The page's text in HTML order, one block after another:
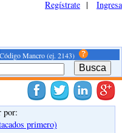
Regístrate | Ingresa
Código Mancro (ej. 2143)
por:
primero)